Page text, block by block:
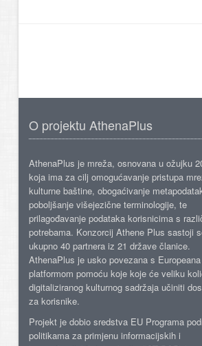
O projektu AthenaPlus
AthenaPlus je mreža, osnovana u ožujku
koja ima za cilj omogućavanje pristupa
kulturne baštine, obogaćivanje
poboljšanje višejezične terminologije, te
prilagođavanje podataka korisnicima s
potrebama. Konzorcij Athene Plus sastoji
ukupno 40 partnera iz 21 države članice.
AthenaPlus je usko povezana s Europeana
platformom pomoću koje koje će veliku
digitaliziranog kulturnog sadržaja učiniti
za korisnike.
Projekt je dobio sredstva EU Programa
politikama za primjenu informacijskih i